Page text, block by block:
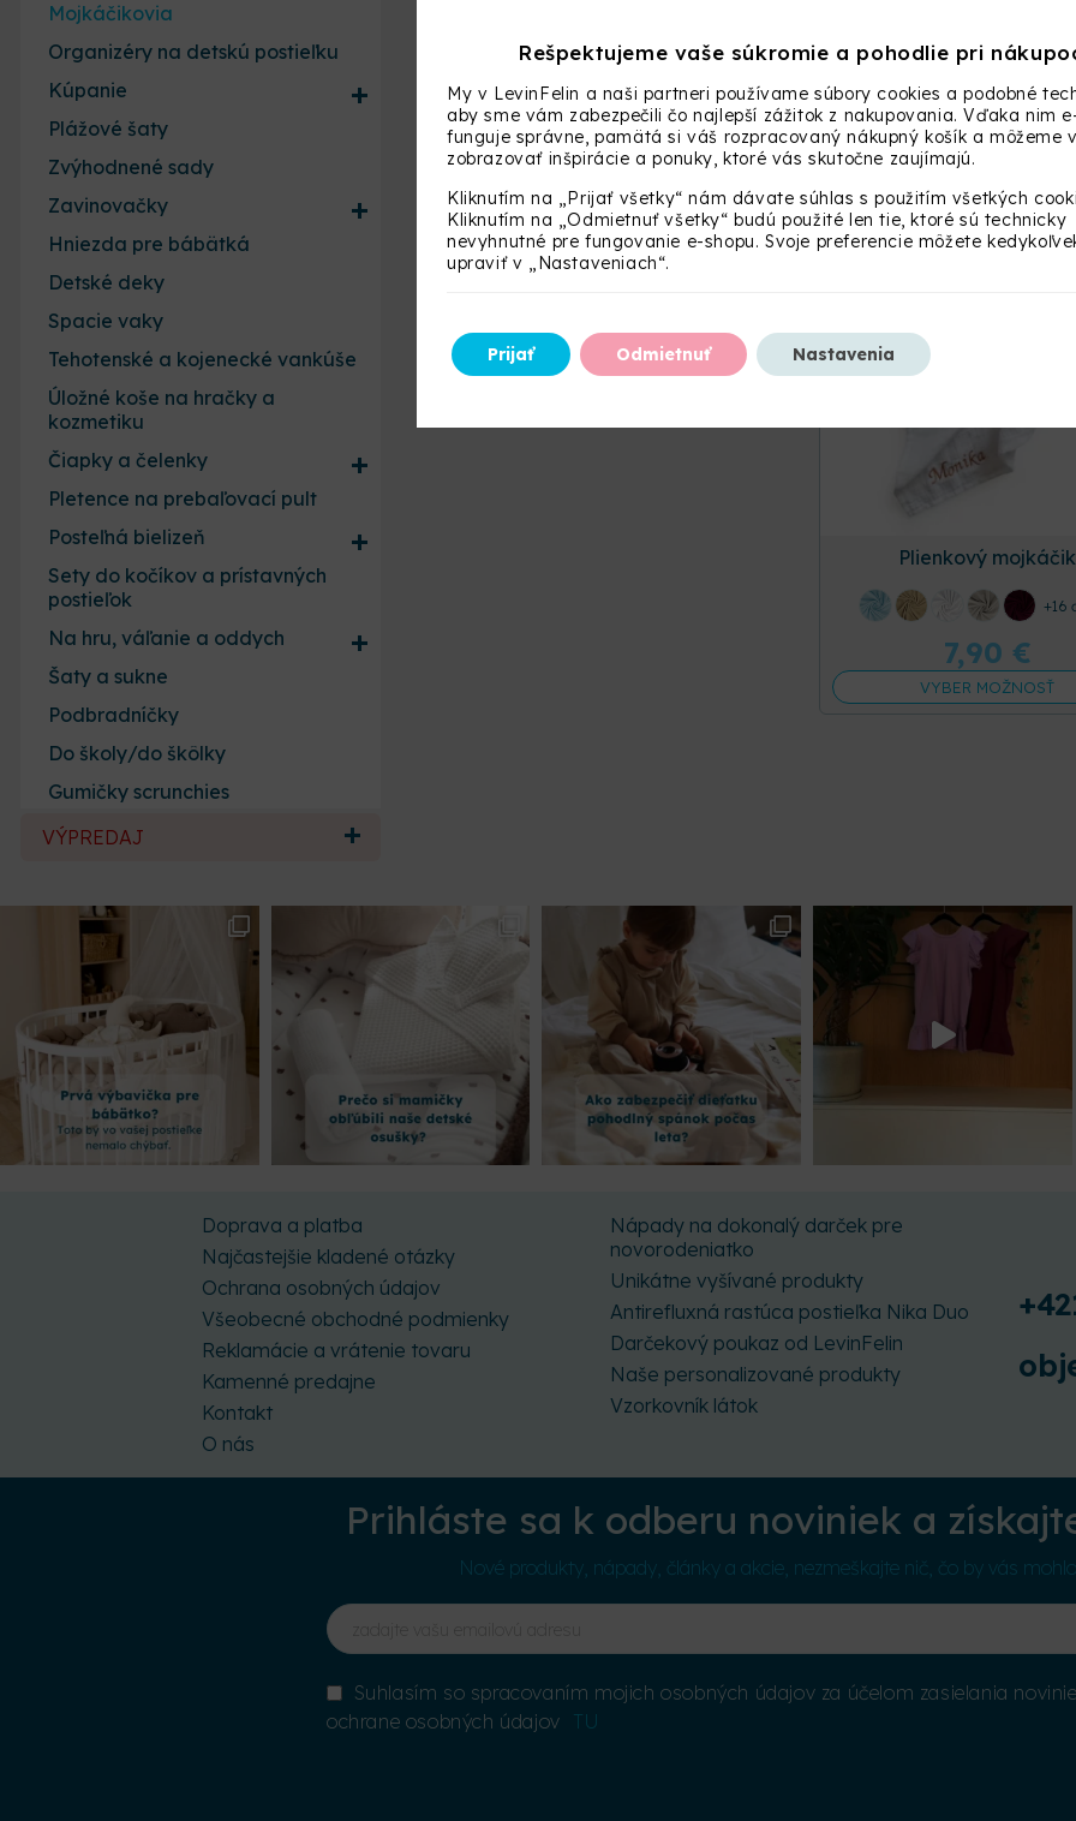
Baránkový mojkáčik
+31 ďalších
24,90 €
VYBER MOŽNOSŤ
Teddy mojkáčik
29,90€
VYBER MOŽNOSŤ
Plienkový mojkáčik
+16
7,90 €
VYBER MOŽNOSŤ
Vyšitie mena
Mojkáčikovia
Organizéry na detskú postieľku
Kúpanie
Plážové šaty
Zvýhodnené sady
Zavinovačky
Hniezda pre bábätká
Detské deky
Spacie vaky
Tehotenské a kojenecké vankúše
Úložné koše na hračky a
kozmetiku
Čiapky a čelenky
Pletence na prebaľovací pult
Posteľná bielizeň
Sety do kočíkov a prístavných
postieľok
Na hru, váľanie a oddych
Šaty a sukne
Podbradníčky
Do školy/do škôlky
Gumičky scrunchies
VÝPREDAJ
Doprava a platba
Najčastejšie kladené otázky
Ochrana osobných údajov
Všeobecné obchodné podmienky
Reklamácie a vrátenie tovaru
Kamenné predajne
Kontakt
O nás
Nápady na dokonalý darček pre
novorodeniatko
Unikátne vyšívané produkty
Antirefluxná rastúca postieľka Nika Duo
Darčekový poukaz od LevinFelin
Naše personalizované produkty
Vzorkovník látok
Prihláste sa k odberu noviniek a
Nové produkty, nápady, články a akcie, nezmeškajte nič, čo by vás
Suhlasím so spracovaním mojich osobných údajov za účelom zasielania
ochrane osobných údajov TU
Rešpektujeme vaše súkromie a pohodlie pri
My v LevinFelin a naši partneri používame súbory cookies a podobné
aby sme vám zabezpečili čo najlepší zážitok z nakupovania. Vďaka nim
funguje správne, pamätá si váš rozpracovaný nákupný košík a môžeme
zobrazovať inšpirácie a ponuky, ktoré vás skutočne zaujímajú.
Kliknutím na „Prijať všetky“ nám dávate súhlas s použitím všetkých
Kliknutím na „Odmietnuť všetky“ budú použité len tie, ktoré sú technicky
nevyhnutné pre fungovanie e-shopu. Svoje preferencie môžete
upraviť v „Nastaveniach“.
Prijať Odmietnuť Nastavenia